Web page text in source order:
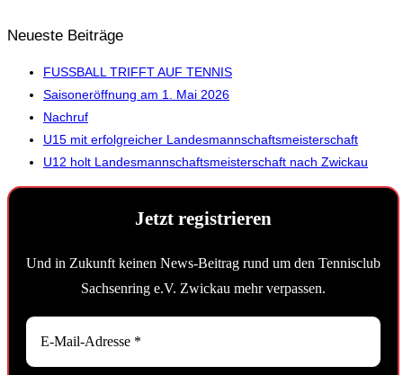
Neueste Beiträge
FUSSBALL TRIFFT AUF TENNIS
Saisoneröffnung am 1. Mai 2026
Nachruf
U15 mit erfolgreicher Landesmannschaftsmeisterschaft
U12 holt Landesmannschaftsmeisterschaft nach Zwickau
Jetzt registrieren
Und in Zukunft keinen News-Beitrag rund um den Tennisclub
Sachsenring e.V. Zwickau mehr verpassen.